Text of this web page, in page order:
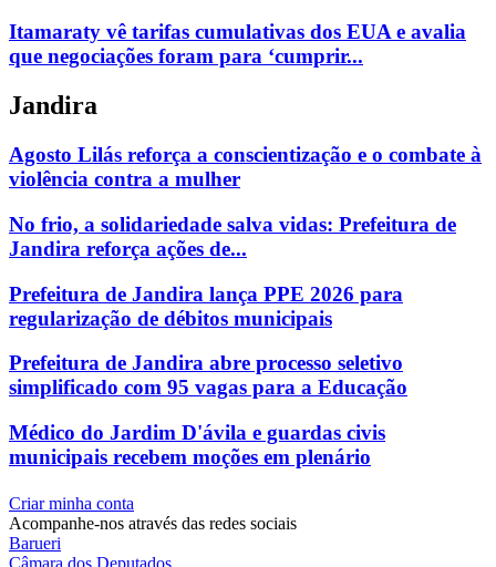
Itamaraty vê tarifas cumulativas dos EUA e avalia
que negociações foram para ‘cumprir...
Jandira
Agosto Lilás reforça a conscientização e o combate à
violência contra a mulher
No frio, a solidariedade salva vidas: Prefeitura de
Jandira reforça ações de...
Prefeitura de Jandira lança PPE 2026 para
regularização de débitos municipais
Prefeitura de Jandira abre processo seletivo
simplificado com 95 vagas para a Educação
Médico do Jardim D'ávila e guardas civis
municipais recebem moções em plenário
Criar minha conta
Acompanhe-nos através das redes sociais
Barueri